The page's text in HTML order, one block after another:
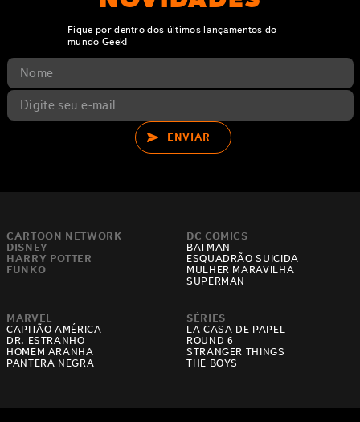
Fique por dentro dos últimos lançamentos do
mundo Geek!
ENVIAR
CARTOON NETWORK
DISNEY
HARRY POTTER
FUNKO
DC COMICS
BATMAN
ESQUADRÃO SUICIDA
MULHER MARAVILHA
SUPERMAN
MARVEL
CAPITÃO AMÉRICA
DR. ESTRANHO
HOMEM ARANHA
PANTERA NEGRA
SÉRIES
LA CASA DE PAPEL
ROUND 6
STRANGER THINGS
THE BOYS